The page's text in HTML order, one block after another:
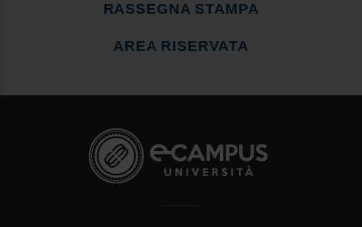
RASSEGNA STAMPA
AREA RISERVATA